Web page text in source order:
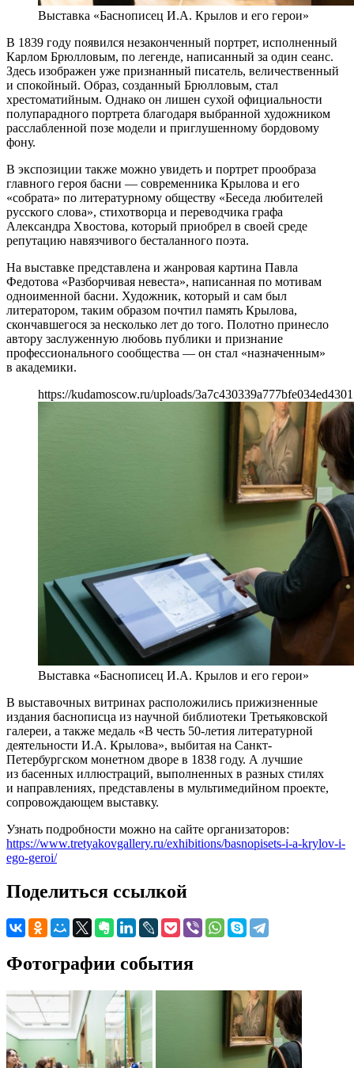
Выставка «Баснописец И.А. Крылов и его герои»
В 1839 году появился незаконченный портрет, исполненный
Карлом Брюлловым, по легенде, написанный за один сеанс.
Здесь изображен уже признанный писатель, величественный
и спокойный. Образ, созданный Брюлловым, стал
хрестоматийным. Однако он лишен сухой официальности
полупарадного портрета благодаря выбранной художником
расслабленной позе модели и приглушенному бордовому
фону.
В экспозиции также можно увидеть и портрет прообраза
главного героя басни — современника Крылова и его
«собрата» по литературному обществу «Беседа любителей
русского слова», стихотворца и переводчика графа
Александра Хвостова, который приобрел в своей среде
репутацию навязчивого бесталанного поэта.
На выставке представлена и жанровая картина Павла
Федотова «Разборчивая невеста», написанная по мотивам
одноименной басни. Художник, который и сам был
литератором, таким образом почтил память Крылова,
скончавшегося за несколько лет до того. Полотно принесло
автору заслуженную любовь публики и признание
профессионального сообщества — он стал «назначенным»
в академики.
https://kudamoscow.ru/uploads/
Выставка «Баснописец И.А. Крылов и его герои»
В выставочных витринах расположились прижизненные
издания баснописца из научной библиотеки Третьяковской
галереи, а также медаль «В честь 50-летия литературной
деятельности И.А. Крылова», выбитая на Санкт-
Петербургском монетном дворе в 1838 году. А лучшие
из басенных иллюстраций, выполненных в разных стилях
и направлениях, представлены в мультимедийном проекте,
сопровождающем выставку.
Узнать подробности можно на сайте организаторов:
https://www.tretyakovgallery.ru/exhibitions/basnopisets-i-a-krylov-i-
ego-geroi/
Поделиться ссылкой
Фотографии события